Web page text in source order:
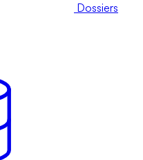
Dossiers